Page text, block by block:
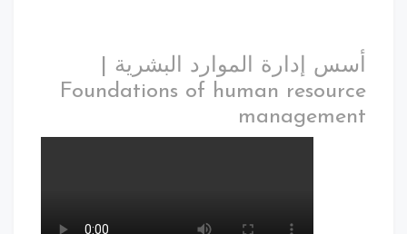
أسس إدارة الموارد البشرية |
Foundations of human resource
management